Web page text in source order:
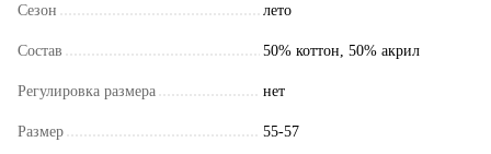
Сезон лето
Состав 50% коттон, 50% акрил
Регулировка размера нет
Размер 55-57